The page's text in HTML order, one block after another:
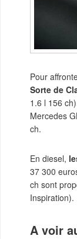
Pour
Sorte de
1.6 l 156
Mercedes
ch.
En diesel,
37 300
ch sont
Inspiration).
A voir